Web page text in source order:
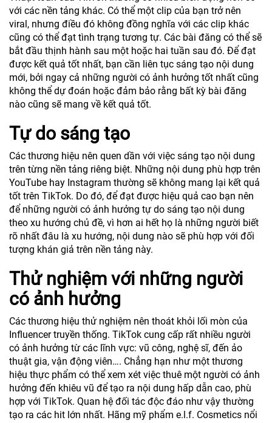
với các nền tảng khác. Có thể một clip của bạn trở nên
viral, nhưng điều đó không đồng nghĩa với các clip khác
cũng có thể đạt tình trạng tương tự. Các bài đăng có thể sẽ
bắt đầu thịnh hành sau một hoặc hai tuần sau đó. Để đạt
được kết quả tốt nhất, bạn cần liên tục sáng tạo nội dung
mới, bởi ngay cả những người có ảnh hưởng tốt nhất cũng
không thể dự đoán hoặc đảm bảo rằng bất kỳ bài đăng
nào cũng sẽ mang về kết quả tốt.
Tự do sáng tạo
Các thương hiệu nên quen dần với việc sáng tạo nội dung
trên từng nền tảng riêng biệt. Những nội dung phù hợp trên
YouTube hay Instagram thường sẽ không mang lại kết quả
tốt trên TikTok. Do đó, để đạt được hiệu quả cao bạn nên
để những người có ảnh hưởng tự do sáng tạo nội dung
theo xu hướng chủ đề, vì hơn ai hết họ là những người biết
rõ nhất đâu là xu hướng, nội dung nào sẽ phù hợp với đối
tượng khán giả trên nền tảng này.
Thử nghiệm với những người
có ảnh hưởng
Các thương hiệu thử nghiệm nên thoát khỏi lối mòn của
Influencer truyền thống. TikTok cung cấp rất nhiều người
có ảnh hưởng từ các lĩnh vực: vũ công, nghệ sĩ, đến ảo
thuật gia, vận động viên…. Chẳng hạn như một thương
hiệu thực phẩm có thể xem xét việc thuê một người có ảnh
hưởng đến khiêu vũ để tạo ra nội dung hấp dẫn cao, phù
hợp với TikTok. Quan hệ đối tác độc đáo như vậy thường
tạo ra các hit lớn nhất. Hãng mỹ phẩm e.l.f. Cosmetics nổi